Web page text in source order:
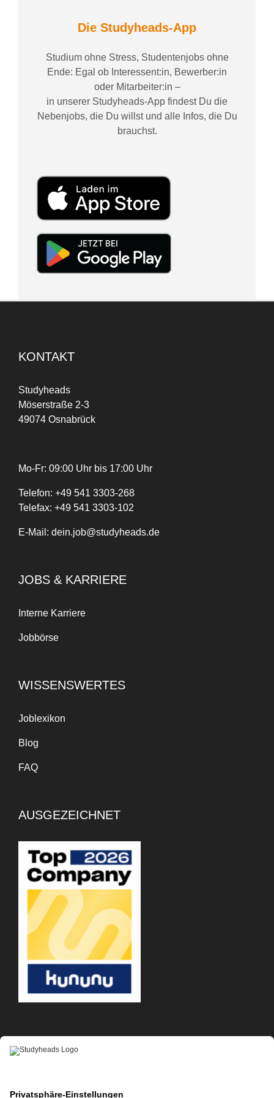
Die Studyheads-App
Studium ohne Stress, Studentenjobs ohne
Ende: Egal ob Interessent:in, Bewerber:in
oder Mitarbeiter:in –
in unserer Studyheads-App findest Du die
Nebenjobs, die Du willst und alle Infos, die Du
brauchst.
KONTAKT
Studyheads
Möserstraße 2-3
49074 Osnabrück
Mo-Fr: 09:00 Uhr bis 17:00 Uhr
Telefon: +49 541 3303-268
Telefax: +49 541 3303-102
E-Mail: dein.job@studyheads.de
JOBS & KARRIERE
Interne Karriere
Jobbörse
WISSENSWERTES
Joblexikon
Blog
FAQ
AUSGEZEICHNET